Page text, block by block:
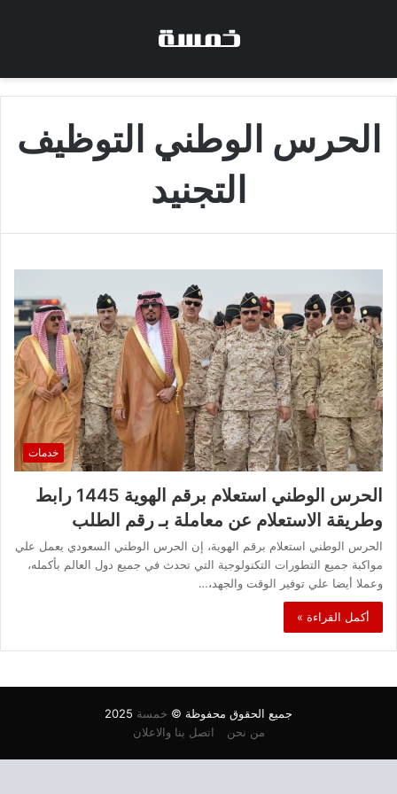
الحرس الوطني التوظيف
التجنيد
خدمات
الحرس الوطني استعلام برقم الهوية 1445 رابط
وطريقة الاستعلام عن معاملة بـ رقم الطلب
الحرس الوطني استعلام برقم الهوية، إن الحرس الوطني السعودي يعمل علي
مواكبة جميع التطورات التكنولوجية التي تحدث في جميع دول العالم بأكمله،
وعملا أيضا علي توفير الوقت والجهد،…
أكمل القراءة »
جميع الحقوق محفوظة © خمسة
من نحن
اتصل بنا والاعلان